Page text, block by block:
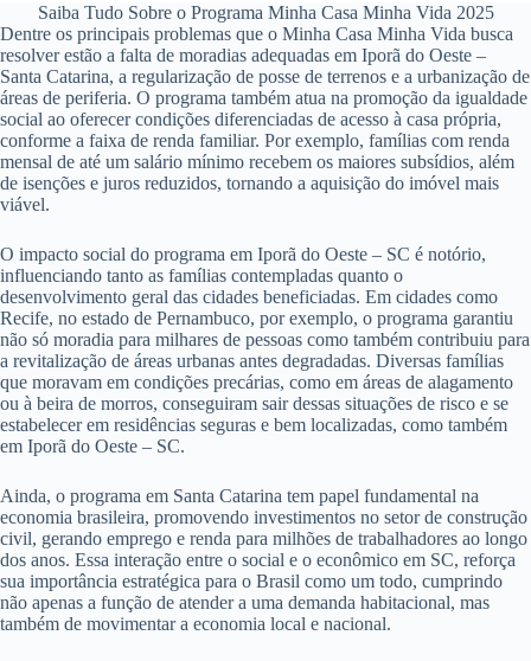
Saiba Tudo Sobre o Programa Minha Casa Minha Vida 2025
Dentre os principais problemas que o Minha Casa Minha Vida busca
resolver estão a falta de moradias adequadas em Iporã do Oeste –
Santa Catarina, a regularização de posse de terrenos e a urbanização de
áreas de periferia. O programa também atua na promoção da igualdade
social ao oferecer condições diferenciadas de acesso à casa própria,
conforme a faixa de renda familiar. Por exemplo, famílias com renda
mensal de até um salário mínimo recebem os maiores subsídios, além
de isenções e juros reduzidos, tornando a aquisição do imóvel mais
viável.
O impacto social do programa em Iporã do Oeste – SC é notório,
influenciando tanto as famílias contempladas quanto o
desenvolvimento geral das cidades beneficiadas. Em cidades como
Recife, no estado de Pernambuco, por exemplo, o programa garantiu
não só moradia para milhares de pessoas como também contribuiu para
a revitalização de áreas urbanas antes degradadas. Diversas famílias
que moravam em condições precárias, como em áreas de alagamento
ou à beira de morros, conseguiram sair dessas situações de risco e se
estabelecer em residências seguras e bem localizadas, como também
em Iporã do Oeste – SC.
Ainda, o programa em Santa Catarina tem papel fundamental na
economia brasileira, promovendo investimentos no setor de construção
civil, gerando emprego e renda para milhões de trabalhadores ao longo
dos anos. Essa interação entre o social e o econômico em SC, reforça
sua importância estratégica para o Brasil como um todo, cumprindo
não apenas a função de atender a uma demanda habitacional, mas
também de movimentar a economia local e nacional.